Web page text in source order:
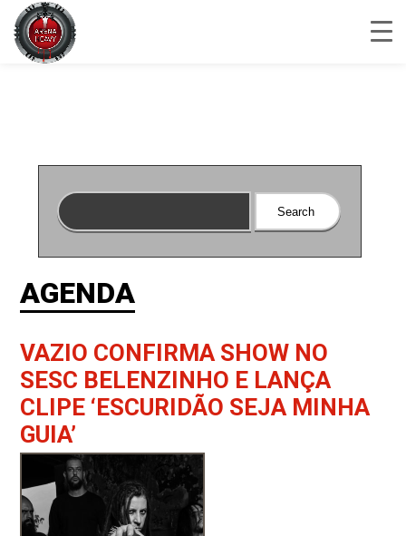
AGENDA
VAZIO CONFIRMA SHOW NO
SESC BELENZINHO E LANÇA
CLIPE ‘ESCURIDÃO SEJA MINHA
GUIA’